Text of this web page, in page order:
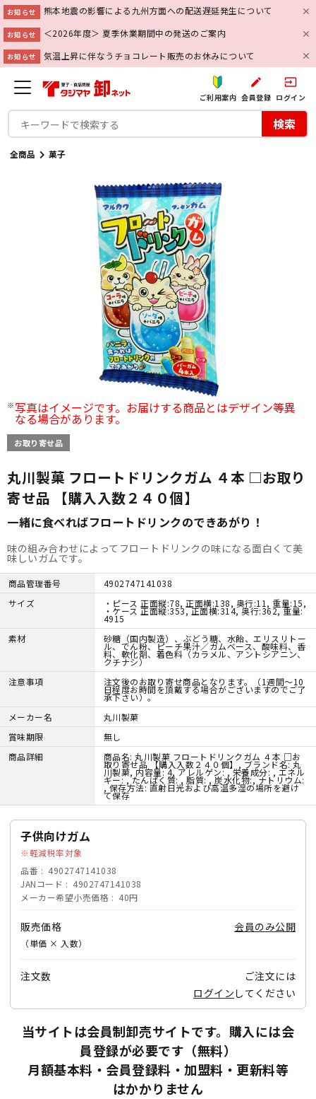
お知らせ 熊本地震の影響による九州方面への配送遅延発生について
お知らせ ＜2026年度＞ 夏季休業期間中の発送のご案内
お知らせ 気温上昇に伴なうチョコレート販売のお休みについて
ご利用案内
create
会員登録
input
ログイン
検索
全商品 菓子
写真はイメージです。お届けする商品とはデザイン等異
なる場合があります。
お取り寄せ品
丸川製菓 フロートドリンクガム ４本 □お取り
寄せ品 【購入入数２４０個】
一緒に食べればフロートドリンクのできあがり！
味の組み合わせによってフロートドリンクの味になる面白くて美
味しいガムです。
商品管理番号
4902747141038
サイズ
・ピース 正面縦:78, 正面横:138, 奥行:11, 重量:15,
・ケース 正面縦:353, 正面横:314, 奥行:362, 重量:
4915
素材
砂糖（国内製造）、ぶどう糖、水飴、エリスリトー
ル、でん粉、ピーチ果汁／ガムベース、酸味料、香
料、軟化剤、着色料（カラメル、アントシアニン、
クチナシ）
注意事項
注文後のお取り寄せ商品となります。（1週間～10
日程度お時間を頂戴する場合がございますのでご了
承下さい）。
メーカー名
丸川製菓
賞味期限
無し
商品詳細
商品名: 丸川製菓 フロートドリンクガム ４本 □お
取り寄せ品 【購入入数２４０個】, ブランド名: 丸
川製菓, 内容量: 4, アレルゲン: , 栄養成分: , エネル
ギー: , たんぱく質: , 脂質: , 炭水化物:, ナトリウム:
, 保存方法: 直射日光および高温多湿の場所を避け
て保存
子供向けガム
軽減税率対象
品番
4902747141038
JANコード
4902747141038
メーカー希望小売価格
40円
販売価格
（単価 × 入数）
会員のみ公開
注文数
ご注文には
ログイン してください
当サイトは会員制卸売サイトです。購入には会
員登録が必要です（無料）
月額基本料・会員登録料・加盟料・更新料等
はかかりません